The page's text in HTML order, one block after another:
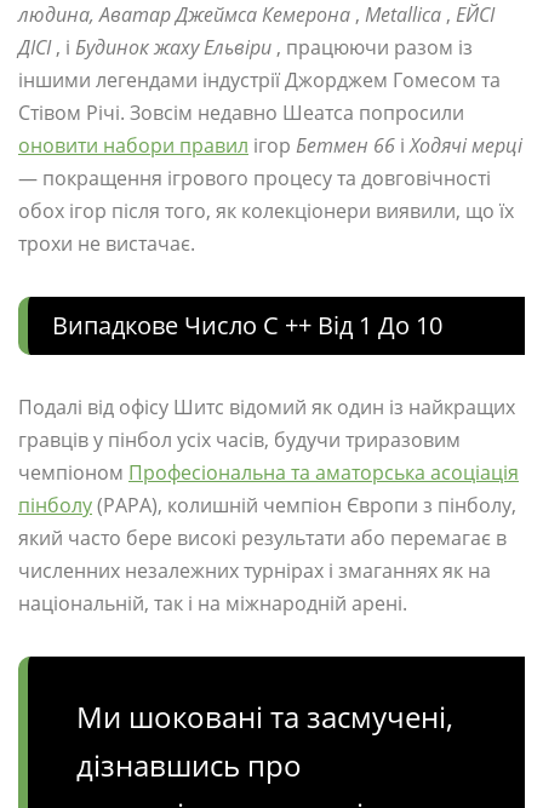
людина, Аватар Джеймса Кемерона , Metallica , ЕЙСІ
ДІСІ, і Будинок жаху Ельвіри , працюючи разом із
іншими легендами індустрії Джорджем Гомесом та
Стівом Річі. Зовсім недавно Шеатса попросили
оновити набори правил ігор Бетмен 66 іХодячі мерці
— покращення ігрового процесу та довговічності
обох ігор після того, як колекціонери виявили, що їх
трохи не вистачає.
Випадкове Число C ++ Від 1 До 10
Подалі від офісу Шитс відомий як один із найкращих
гравців у пінбол усіх часів, будучи триразовим
чемпіоном Професіональна та аматорська асоціація
пінболу(PAPA), колишній чемпіон Європи з пінболу,
який часто бере високі результати або перемагає в
численних незалежних турнірах і змаганнях як на
національній, так і на міжнародній арені.
Ми шоковані та засмучені,
дізнавшись про